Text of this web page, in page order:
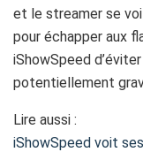
et le streamer se
pour échapper aux
iShowSpeed
potentiellement
Lire aussi :
iShowSpeed voit